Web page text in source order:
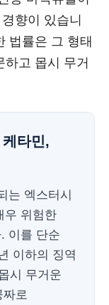
향이 있습니
법률은 그 형태
고 몹시 무거
타민,
는 엑스터시
우 위험한
이를 단순
이하의 징역
시 무거운
짜로